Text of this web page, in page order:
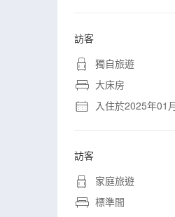
訪客
獨自旅遊
大床房
入住於2025年01
訪客
家庭旅遊
標準間